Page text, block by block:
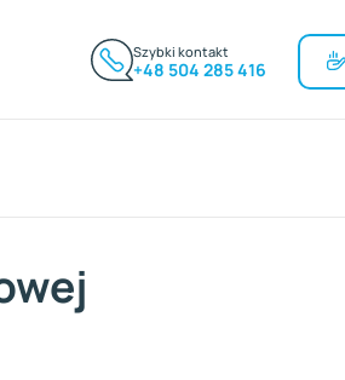
Szybki kontakt
+48 504 285 416